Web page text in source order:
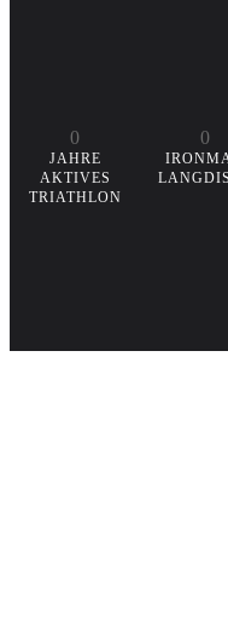
0
JAHRE
AKTIVES
TRIATHLON
0